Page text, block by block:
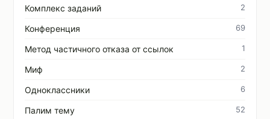
Комплекс заданий 2
Конференция 69
Метод частичного отказа от ссылок 1
Миф 2
Одноклассники 6
Палим тему 52